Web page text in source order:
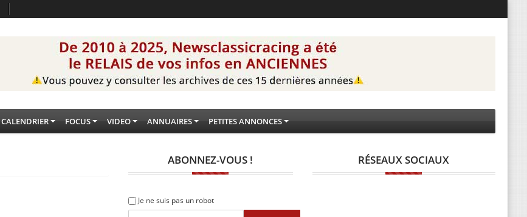
CALENDRIER FOCUS VIDEO ANNUAIRES PETITES ANNONCES
ABONNEZ-VOUS !
Je ne suis pas un robot
RÉSEAUX SOCIAUX